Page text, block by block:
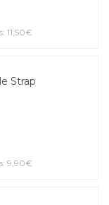
11,50€
Strap
9,90€